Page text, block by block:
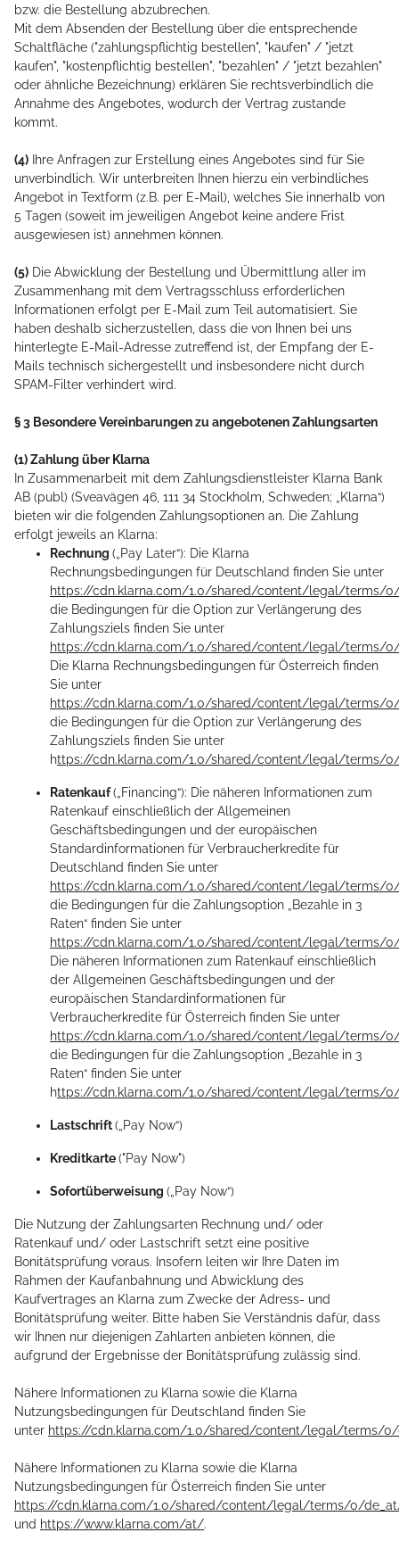
bzw. die Bestellung abzubrechen.
Mit dem Absenden der Bestellung über die entsprechende
Schaltfläche ("zahlungspflichtig bestellen", "kaufen" / "jetzt
kaufen", "kostenpflichtig bestellen", "bezahlen" / "jetzt bezahlen"
oder ähnliche Bezeichnung) erklären Sie rechtsverbindlich die
Annahme des Angebotes, wodurch der Vertrag zustande
kommt.
(4) Ihre Anfragen zur Erstellung eines Angebotes sind für Sie
unverbindlich. Wir unterbreiten Ihnen hierzu ein verbindliches
Angebot in Textform (z.B. per E-Mail), welches Sie innerhalb von
5 Tagen (soweit im jeweiligen Angebot keine andere Frist
ausgewiesen ist) annehmen können.
(5) Die Abwicklung der Bestellung und Übermittlung aller im
Zusammenhang mit dem Vertragsschluss erforderlichen
Informationen erfolgt per E-Mail zum Teil automatisiert. Sie
haben deshalb sicherzustellen, dass die von Ihnen bei uns
hinterlegte E-Mail-Adresse zutreffend ist, der Empfang der E-
Mails technisch sichergestellt und insbesondere nicht durch
SPAM-Filter verhindert wird.
§ 3 Besondere Vereinbarungen zu angebotenen Zahlungsarten
(1) Zahlung über Klarna
In Zusammenarbeit mit dem Zahlungsdienstleister Klarna Bank
AB (publ) (Sveavägen 46, 111 34 Stockholm, Schweden; „Klarna“)
bieten wir die folgenden Zahlungsoptionen an. Die Zahlung
erfolgt jeweils an Klarna:
Rechnung („Pay Later“): Die Klarna
Rechnungsbedingungen für Deutschland finden Sie unter
https://cdn.klarna.com/1.0/shared/content/legal/terms/
die Bedingungen für die Option zur Verlängerung des
Zahlungsziels finden Sie unter
https://cdn.klarna.com/1.0/shared/content/legal/terms/0/
Die Klarna Rechnungsbedingungen für Österreich finden
Sie unter
https://cdn.klarna.com/1.0/shared/content/legal/terms/
die Bedingungen für die Option zur Verlängerung des
Zahlungsziels finden Sie unter
https://cdn.klarna.com/1.0/shared/content/legal/terms/0/
Ratenkauf(„Financing“): Die näheren Informationen zum
Ratenkauf einschließlich der Allgemeinen
Geschäftsbedingungen und der europäischen
Standardinformationen für Verbraucherkredite für
Deutschland finden Sie unter
https://cdn.klarna.com/1.0/shared/content/legal/terms/
die Bedingungen für die Zahlungsoption „Bezahle in 3
Raten“ finden Sie unter
https://cdn.klarna.com/1.0/shared/content/legal/terms/
Die näheren Informationen zum Ratenkauf einschließlich
der Allgemeinen Geschäftsbedingungen und der
europäischen Standardinformationen für
Verbraucherkredite für Österreich finden Sie unter
https://cdn.klarna.com/1.0/shared/content/legal/terms/
die Bedingungen für die Zahlungsoption „Bezahle in 3
Raten“ finden Sie unter
https://cdn.klarna.com/1.0/shared/content/legal/terms/
Lastschrift(„Pay Now“)
Kreditkarte("Pay Now")
Sofortüberweisung („Pay Now“)
Die Nutzung der Zahlungsarten Rechnung und/ oder
Ratenkauf und/ oder Lastschrift setzt eine positive
Bonitätsprüfung voraus. Insofern leiten wir Ihre Daten im
Rahmen der Kaufanbahnung und Abwicklung des
Kaufvertrages an Klarna zum Zwecke der Adress- und
Bonitätsprüfung weiter. Bitte haben Sie Verständnis dafür, dass
wir Ihnen nur diejenigen Zahlarten anbieten können, die
aufgrund der Ergebnisse der Bonitätsprüfung zulässig sind.
Nähere Informationen zu Klarna sowie die Klarna
Nutzungsbedingungen für Deutschland finden Sie
unter https://cdn.klarna.com/1.0/shared/content/legal/terms/
Nähere Informationen zu Klarna sowie die Klarna
Nutzungsbedingungen für Österreich finden Sie unter
https://cdn.klarna.com/1.0/shared/content/legal/terms/0/
und https://www.klarna.com/at/.